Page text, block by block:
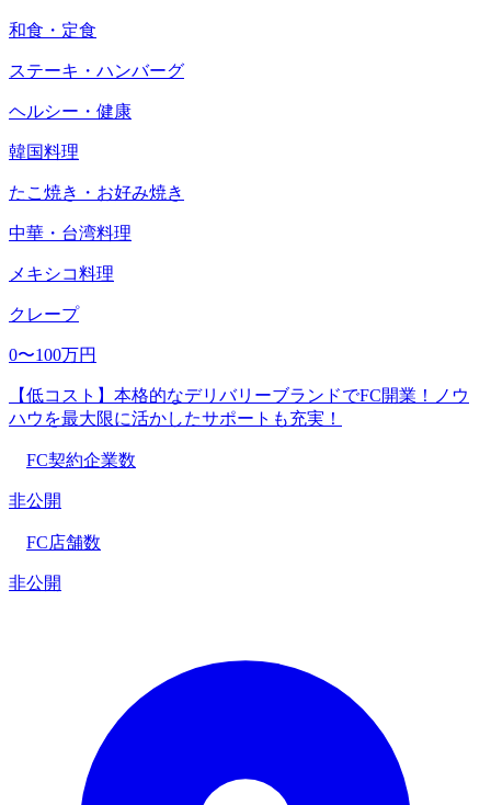
和食・定食
ステーキ・ハンバーグ
ヘルシー・健康
韓国料理
たこ焼き・お好み焼き
中華・台湾料理
メキシコ料理
クレープ
0〜100万円
【低コスト】本格的なデリバリーブランドでFC開業！ノウ
ハウを最大限に活かしたサポートも充実！
FC契約企業数
非公開
FC店舗数
非公開